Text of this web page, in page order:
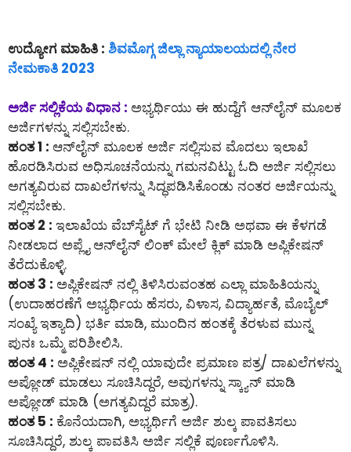
ಉದ್ಯೋಗ ಮಾಹಿತಿ : ಶಿವಮೊಗ್ಗ ಜಿಲ್ಲಾ ನ್ಯಾಯಾಲಯದಲ್ಲಿ ನೇರ
ನೇಮಕಾತಿ 2023
ಅರ್ಜಿ ಸಲ್ಲಿಕೆಯ ವಿಧಾನ : ಅಭ್ಯರ್ಥಿಯು ಈ ಹುದ್ದೆಗೆ ಆನ್‌ಲೈನ್‌ ಮೂಲಕ
ಅರ್ಜಿಗಳನ್ನು ಸಲ್ಲಿಸಬೇಕು.
ಹಂತ 1 : ಆನ್‌ಲೈನ್‌ ಮೂಲಕ ಅರ್ಜಿ ಸಲ್ಲಿಸುವ ಮೊದಲು ಇಲಾಖೆ
ಹೊರಡಿಸಿರುವ ಅಧಿಸೂಚನೆಯನ್ನು ಗಮನವಿಟ್ಟು ಓದಿ ಅರ್ಜಿ ಸಲ್ಲಿಸಲು
ಅಗತ್ಯವಿರುವ ದಾಖಲೆಗಳನ್ನು ಸಿದ್ಧಪಡಿಸಿಕೊಂಡು ನಂತರ ಅರ್ಜಿಯನ್ನು
ಸಲ್ಲಿಸಬೇಕು.
ಹಂತ 2 : ಇಲಾಖೆಯ ವೆಬ್‌ಸೈಟ್ ಗೆ ಭೇಟಿ ನೀಡಿ ಅಥವಾ ಈ ಕೆಳಗಡೆ
ನೀಡಲಾದ ಅಪ್ಲೈ ಆನ್‌ಲೈನ್‌ ಲಿಂಕ್ ಮೇಲೆ ಕ್ಲಿಕ್ ಮಾಡಿ ಅಪ್ಲಿಕೇಷನ್
ತೆರೆದುಕೊಳ್ಳಿ.
ಹಂತ 3 : ಅಪ್ಲಿಕೇಷನ್ ನಲ್ಲಿ ತಿಳಿಸಿರುವಂತಹ ಎಲ್ಲಾ ಮಾಹಿತಿಯನ್ನು
(ಉದಾಹರಣೆಗೆ ಅಭ್ಯರ್ಥಿಯ ಹೆಸರು, ವಿಳಾಸ, ವಿದ್ಯಾರ್ಹತೆ, ಮೊಬೈಲ್
ಸಂಖ್ಯೆ ಇತ್ಯಾದಿ) ಭರ್ತಿ ಮಾಡಿ, ಮುಂದಿನ ಹಂತಕ್ಕೆ ತೆರಳುವ ಮುನ್ನ
ಪುನಃ ಒಮ್ಮೆ ಪರಿಶೀಲಿಸಿ.
ಹಂತ 4 : ಅಪ್ಲಿಕೇಷನ್ ನಲ್ಲಿ ಯಾವುದೇ ಪ್ರಮಾಣ ಪತ್ರ/ ದಾಖಲೆಗಳನ್ನು
ಅಪ್ಲೋಡ್ ಮಾಡಲು ಸೂಚಿಸಿದ್ದರೆ, ಅವುಗಳನ್ನು ಸ್ಕ್ಯಾನ್ ಮಾಡಿ
ಅಪ್ಲೋಡ್ ಮಾಡಿ (ಅಗತ್ಯವಿದ್ದರೆ ಮಾತ್ರ).
ಹಂತ 5 : ಕೊನೆಯದಾಗಿ, ಅಭ್ಯರ್ಥಿಗೆ ಅರ್ಜಿ ಶುಲ್ಕ ಪಾವತಿಸಲು
ಸೂಚಿಸಿದ್ದರೆ, ಶುಲ್ಕ ಪಾವತಿಸಿ ಅರ್ಜಿ ಸಲ್ಲಿಕೆ ಪೂರ್ಣಗೊಳಿಸಿ.